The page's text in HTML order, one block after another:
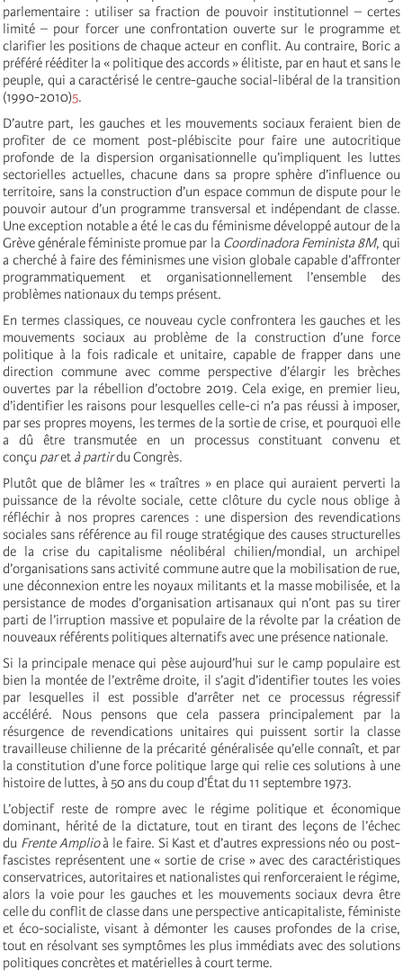
parlementaire : utiliser sa fraction de pouvoir institutionnel – certes
limité – pour forcer une confrontation ouverte sur le programme et
clarifier les positions de chaque acteur en conflit. Au contraire, Boric a
préféré rééditer la « politique des accords » élitiste, par en haut et sans le
peuple, qui a caractérisé le centre-gauche social-libéral de la transition
(1990-2010)5.
D’autre part, les gauches et les mouvements sociaux feraient bien de
profiter de ce moment post-plébiscite pour faire une autocritique
profonde de la dispersion organisationnelle qu’impliquent les luttes
sectorielles actuelles, chacune dans sa propre sphère d’influence ou
territoire, sans la construction d’un espace commun de dispute pour le
pouvoir autour d’un programme transversal et indépendant de classe.
Une exception notable a été le cas du féminisme développé autour de la
Grève générale féministe promue par la Coordinadora Feminista 8M, qui
a cherché à faire des féminismes une vision globale capable d’affronter
programmatiquement et organisationnellement l’ensemble des
problèmes nationaux du temps présent.
En termes classiques, ce nouveau cycle confrontera les gauches et les
mouvements sociaux au problème de la construction d’une force
politique à la fois radicale et unitaire, capable de frapper dans une
direction commune avec comme perspective d’élargir les brèches
ouvertes par la rébellion d’octobre 2019. Cela exige, en premier lieu,
d’identifier les raisons pour lesquelles celle-ci n’a pas réussi à imposer,
par ses propres moyens, les termes de la sortie de crise, et pourquoi elle
a dû être transmutée en un processus constituant convenu et
conçu paret à partirdu Congrès.
Plutôt que de blâmer les « traîtres » en place qui auraient perverti la
puissance de la révolte sociale, cette clôture du cycle nous oblige à
réfléchir à nos propres carences : une dispersion des revendications
sociales sans référence au fil rouge stratégique des causes structurelles
de la crise du capitalisme néolibéral chilien/mondial, un archipel
d’organisations sans activité commune autre que la mobilisation de rue,
une déconnexion entre les noyaux militants et la masse mobilisée, et la
persistance de modes d’organisation artisanaux qui n’ont pas su tirer
parti de l’irruption massive et populaire de la révolte par la création de
nouveaux référents politiques alternatifs avec une présence nationale.
Si la principale menace qui pèse aujourd’hui sur le camp populaire est
bien la montée de l’extrême droite, il s’agit d’identifier toutes les voies
par lesquelles il est possible d’arrêter net ce processus régressif
accéléré. Nous pensons que cela passera principalement par la
résurgence de revendications unitaires qui puissent sortir la classe
travailleuse chilienne de la précarité généralisée qu’elle connaît, et par
la constitution d’une force politique large qui relie ces solutions à une
histoire de luttes, à 50 ans du coup d’État du 11 septembre 1973.
L’objectif reste de rompre avec le régime politique et économique
dominant, hérité de la dictature, tout en tirant des leçons de l’échec
du Frente Amplioà le faire. Si Kast et d’autres expressions néo ou post-
fascistes représentent une « sortie de crise » avec des caractéristiques
conservatrices, autoritaires et nationalistes qui renforceraient le régime,
alors la voie pour les gauches et les mouvements sociaux devra être
celle du conflit de classe dans une perspective anticapitaliste, féministe
et éco-socialiste, visant à démonter les causes profondes de la crise,
tout en résolvant ses symptômes les plus immédiats avec des solutions
politiques concrètes et matérielles à court terme.